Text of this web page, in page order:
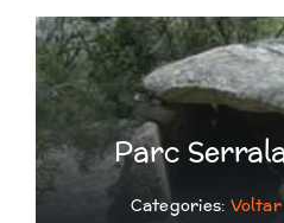
Parc
Categories: